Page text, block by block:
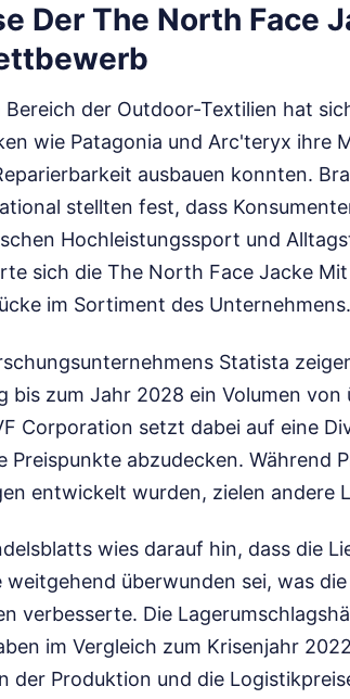
Der The North Face
Bereich der Outdoor-Textilien hat
wie Patagonia und Arc'teryx ihre
ausbauen konnten.
stellten fest, dass
Hochleistungssport und
sich die The North Face Jacke
im Sortiment des Unternehmens.
Statista
bis zum Jahr 2028 ein Volumen von
Corporation setzt dabei auf eine
Preispunkte abzudecken. Während
entwickelt wurden, zielen andere
wies darauf hin, dass die
überwunden sei, was
verbesserte. Die
im Vergleich zum Krisenjahr
der Produktion und die